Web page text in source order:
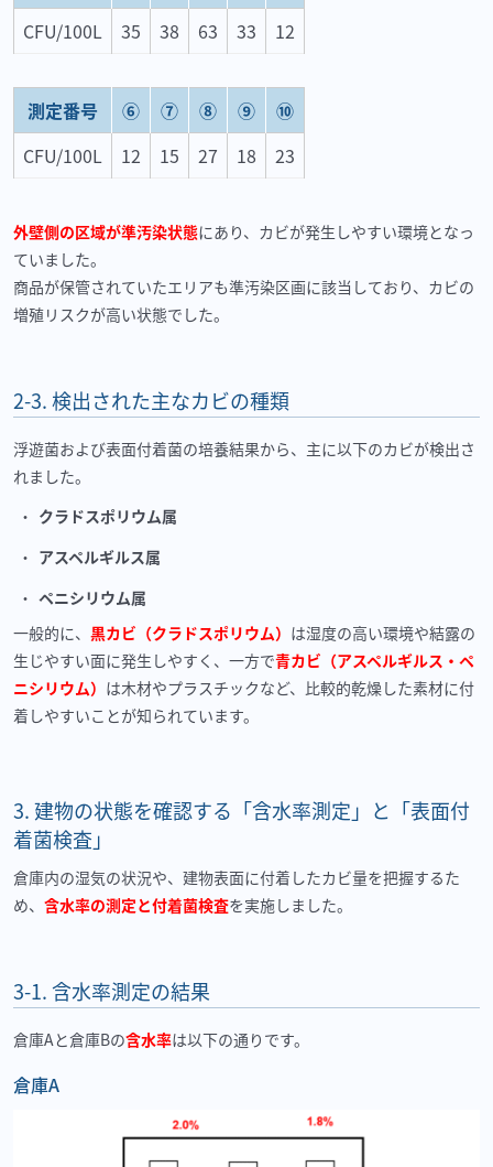
CFU/100L
35 38 63 33 12
測定番号 ⑥ ⑦ ⑧ ⑨
⑩
CFU/100L
12 15 27 18 23
外壁側の区域が準汚染状態にあり、カビが発生しやすい環境となっ
ていました。
商品が保管されていたエリアも準汚染区画に該当しており、カビの
増殖リスクが高い状態でした。
2-3.検出された主なカビの種類
浮遊菌および表面付着菌の培養結果から、主に以下のカビが検出さ
れました。
クラドスポリウム属
アスペルギルス属
ペニシリウム属
一般的に、 黒カビ（クラドスポリウム） は湿度の高い環境や結露の
生じやすい面に発生しやすく、一方で青カビ（アスペルギルス・ペ
ニシリウム） は木材やプラスチックなど、比較的乾燥した素材に付
着しやすいことが知られています。
3.建物の状態を確認する「含水率測定」と「表面付
着菌検査」
倉庫内の湿気の状況や、建物表面に付着したカビ量を把握するた
め、 含水率の測定と付着菌検査を実施しました。
3-1.含水率測定の結果
倉庫Aと倉庫Bの含水率は以下の通りです。
倉庫A